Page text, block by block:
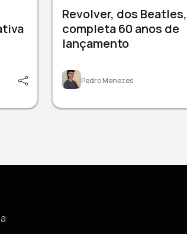
Revolver, dos Beatles,
completa 60 anos de
lançamento
Pedro Menezes